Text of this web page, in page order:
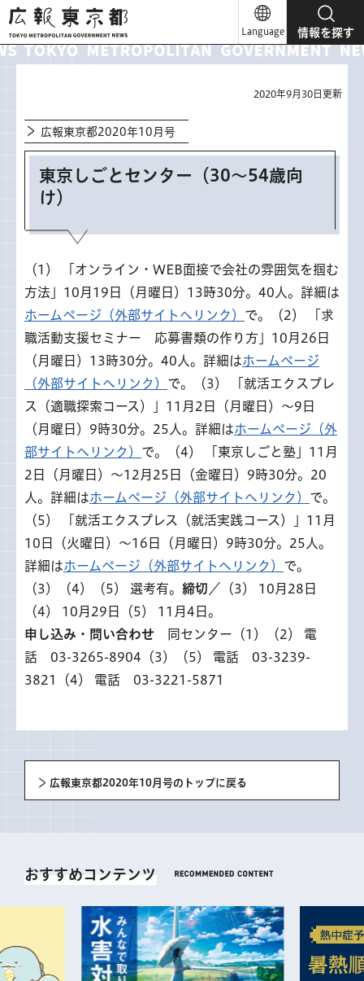
広報東京都
Language 情報を探す
2020年9月30日更新
広報東京都2020年10月号
東京しごとセンター（30～54歳向
け）
（1） 「オンライン・WEB面接で会社の雰囲気を掴む
方法」10月19日（月曜日）13時30分。40人。詳細は
ホームページ（外部サイトへリンク） で。（2） 「求
職活動支援セミナー 応募書類の作り方」10月26日
（月曜日）13時30分。40人。詳細はホームページ
（外部サイトへリンク） で。（3） 「就活エクスプレ
ス（適職探索コース）」11月2日（月曜日）～9日
（月曜日）9時30分。25人。詳細はホームページ（外
部サイトへリンク） で。（4） 「東京しごと塾」11月
2日（月曜日）～12月25日（金曜日）9時30分。20
人。詳細はホームページ（外部サイトへリンク） で。
（5） 「就活エクスプレス（就活実践コース）」11月
10日（火曜日）～16日（月曜日）9時30分。25人。
詳細はホームページ（外部サイトへリンク） で。
（3）（4）（5） 選考有。 締切 ／（3） 10月28日
（4） 10月29日（5） 11月4日。
申し込み・問い合わせ 同センター（1）（2） 電
話 03-3265-8904（3）（5） 電話 03-3239-
3821（4） 電話 03-3221-5871
広報東京都2020年10月号のトップに戻る
おすすめコンテンツ